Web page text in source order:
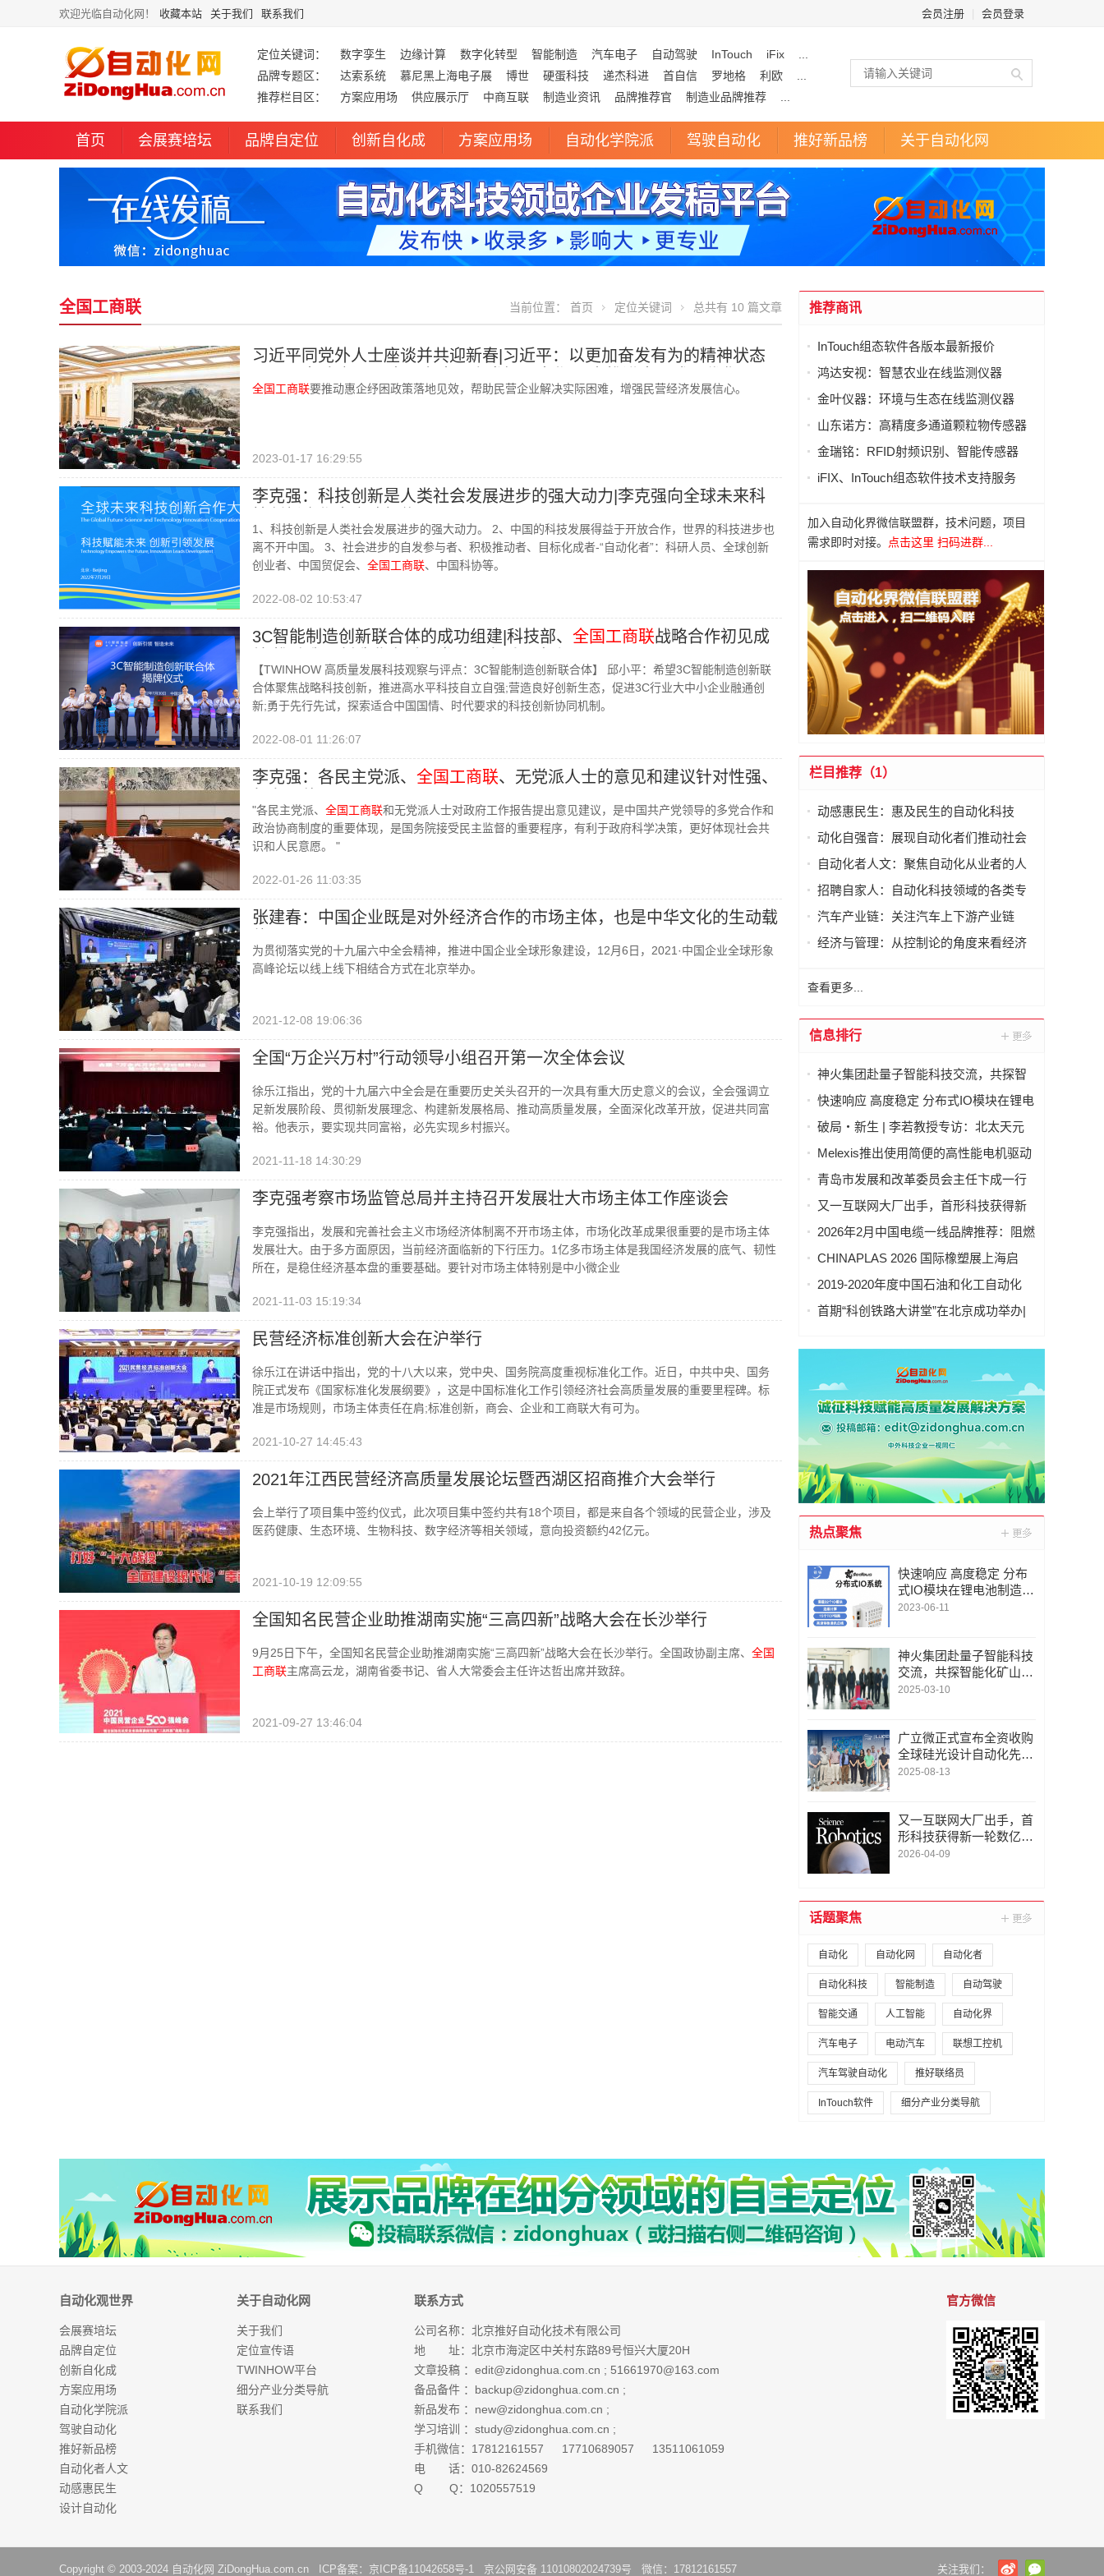
欢迎光临自动化网！ 收藏本站 关于我们 联系我们 会员注册 会员登录
定位关键词： 数字孪生 边缘计算 数字化转型 智能制造 汽车电子 自动驾驶 InTouch iFix
品牌专题区：
达索系统 慕尼黑上海电子展 博世 硬蛋科技 递杰科进 首自信 罗地格 利欧
推荐栏目区：
方案应用场 供应展示厅 中商互联 制造业资讯 品牌推荐官 制造业品牌推荐
首页 会展赛培坛 品牌自定位 创新自化成 方案应用场 自动化学院派 驾驶自动化 推好新品榜 关于自动化网
全国工商联 当前位置： 首页 定位关键词 总共有 10 篇文章
习近平同党外人士座谈并共迎新春|习近平：以更加奋发有为的精神状态
结奋斗
全国工商联要推动惠企纾困政策落地见效，帮助民营企业解决实际困难，增强民营经济发展信心。
2023-01-17 16:29:55
李克强：科技创新是人类社会发展进步的强大动力|李克强向全球未来科
1、科技创新是人类社会发展进步的强大动力。 2、中国的科技发展得益于开放合作，世界的科技进步也
离不开中国。 3、社会进步的自发参与者、积极推动者、目标化成者-“自动化者”：科研人员、全球创新
创业者、中国贸促会、 全国工商联、中国科协等。
2022-08-02 10:53:47
3C智能制造创新联合体的成功组建|科技部、 全国工商联战略合作初见成
【TWINHOW 高质量发展科技观察与评点：3C智能制造创新联合体】 邱小平：希望3C智能制造创新联
合体聚焦战略科技创新，推进高水平科技自立自强;营造良好创新生态，促进3C行业大中小企业融通创
新;勇于先行先试，探索适合中国国情、时代要求的科技创新协同机制。
2022-08-01 11:26:07
李克强：各民主党派、 全国工商联、无党派人士的意见和建议针对性强、
"各民主党派、 全国工商联和无党派人士对政府工作报告提出意见建议，是中国共产党领导的多党合作和
政治协商制度的重要体现，是国务院接受民主监督的重要程序，有利于政府科学决策，更好体现社会共
识和人民意愿。 "
2022-01-26 11:03:35
张建春：中国企业既是对外经济合作的市场主体，也是中华文化的生动载
为贯彻落实党的十九届六中全会精神，推进中国企业全球形象建设，12月6日，2021·中国企业全球形象
高峰论坛以线上线下相结合方式在北京举办。
2021-12-08 19:06:36
全国“万企兴万村”行动领导小组召开第一次全体会议
徐乐江指出，党的十九届六中全会是在重要历史关头召开的一次具有重大历史意义的会议，全会强调立
足新发展阶段、贯彻新发展理念、构建新发展格局、推动高质量发展，全面深化改革开放，促进共同富
裕。他表示，要实现共同富裕，必先实现乡村振兴。
2021-11-18 14:30:29
李克强考察市场监管总局并主持召开发展壮大市场主体工作座谈会
李克强指出，发展和完善社会主义市场经济体制离不开市场主体，市场化改革成果很重要的是市场主体
发展壮大。由于多方面原因，当前经济面临新的下行压力。1亿多市场主体是我国经济发展的底气、韧性
所在，是稳住经济基本盘的重要基础。要针对市场主体特别是中小微企业
2021-11-03 15:19:34
民营经济标准创新大会在沪举行
徐乐江在讲话中指出，党的十八大以来，党中央、国务院高度重视标准化工作。近日，中共中央、国务
院正式发布《国家标准化发展纲要》，这是中国标准化工作引领经济社会高质量发展的重要里程碑。标
准是市场规则，市场主体责任在肩;标准创新，商会、企业和工商联大有可为。
2021-10-27 14:45:43
2021年江西民营经济高质量发展论坛暨西湖区招商推介大会举行
会上举行了项目集中签约仪式，此次项目集中签约共有18个项目，都是来自各个领域的民营企业，涉及
医药健康、生态环境、生物科技、数字经济等相关领域，意向投资额约42亿元。
2021-10-19 12:09:55
全国知名民营企业助推湖南实施“三高四新”战略大会在长沙举行
9月25日下午，全国知名民营企业助推湖南实施“三高四新”战略大会在长沙举行。全国政协副主席、 全国
工商联主席高云龙，湖南省委书记、省人大常委会主任许达哲出席并致辞。
2021-09-27 13:46:04
推荐商讯
InTouch组态软件各版本最新报价
鸿达安视：智慧农业在线监测仪器
金叶仪器：环境与生态在线监测仪器
山东诺方：高精度多通道颗粒物传感器
金瑞铭：RFID射频识别、智能传感器
iFIX、InTouch组态软件技术支持服务
加入自动化界微信联盟群，技术问题，项目
需求即时对接。
点击这里 扫码进群...
栏目推荐（1）
动感惠民生：惠及民生的自动化科技
动化自强音：展现自动化者们推动社会
进步发出的响亮声音
自动化者人文：聚焦自动化从业者的人
文思考
招聘自家人：自动化科技领域的各类专
家及人才需求资讯
汽车产业链：关注汽车上下游产业链
经济与管理：从控制论的角度来看经济
查看更多...
信息排行
神火集团赴量子智能科技交流，共探智
能化矿山新未来
快速响应 高度稳定 分布式IO模块在锂电
池制造的优势揭秘 | 支持Modbus、
EtherCAT、Ethernet/IP、BACnet/IP等多
种协议
破局・新生 | 李若教授专访：北太天元
打破 30 年垄断，国产科学计算软件崛起
Melexis推出使用简便的高性能电机驱动
芯片，助力三相风扇实现快速、免代码
青岛市发展和改革委员会主任卞成一行
到国创中心调研指导
又一互联网大厂出手，首形科技获得新
一轮数亿元A1轮融资｜人脸机器人首次
2026年2月中国电缆一线品牌推荐：阻燃
防火电缆国内一线品牌推荐排名名单
CHINAPLAS 2026 国际橡塑展上海启
幕！5,000余家全球展商共塑智能绿色橡
2019-2020年度中国石油和化工自动化
行业科学技术奖拟授奖公示
首期“科创铁路大讲堂”在北京成功举办|
人工智能驱动新一代技术变革》主题讲
热点聚焦
快速响应 高度稳定 分布
式IO模块在锂电池制造的
优势揭秘 | 支持Modbu
rnet/IP、BACnet/IP等多
种协议
2023-06-11
神火集团赴量子智能科技
交流，共探智能化矿山新
未来
2025-03-10
广立微正式宣布全资收购
全球硅光设计自动化先锋
LUCEDA
2025-08-13
又一互联网大厂出手，首
形科技获得新一轮数亿元
A1轮融资｜人脸机器人首
2026-04-09
话题聚焦
自动化 自动化网 自动化者
自动化科技 智能制造 自动驾驶
智能交通 人工智能 自动化界
汽车电子 电动汽车 联想工控机
汽车驾驶自动化 推好联络员
InTouch软件 细分产业分类导航
自动化观世界
会展赛培坛
品牌自定位
创新自化成
方案应用场
自动化学院派
驾驶自动化
推好新品榜
自动化者人文
动感惠民生
设计自动化
关于自动化网
关于我们
定位宣传语
TWINHOW平台
细分产业分类导航
联系我们
联系方式
公司名称：北京推好自动化技术有限公司
地 址：北京市海淀区中关村东路89号恒兴大厦20H
文章投稿 ： edit@zidonghua.com.cn ; 51661970@163.com
备品备件 ： backup@zidonghua.com.cn ;
新品发布 ： new@zidonghua.com.cn ;
学习培训 ： study@zidonghua.com.cn ;
手机微信：17812161557 17710689057 13511061059
电 话：010-82624569
Q Q：1020557519
官方微信
Copyright © 2003-2024 自动化网 ZiDongHua.com.cn ICP备案： 京ICP备11042658号-1 京公网安备 11010802024739号 微信：17812161557 关注我们：